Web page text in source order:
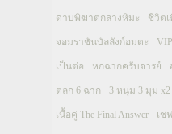
ดาบพิฆาตกลางหิมะ ชีวิต
จอมราชันบัลลังก์อมตะ
เป็นต่อ หกฉากครับจารย์
ตลก 6 ฉาก 3 หนุ่ม 3 มุม x2
เนื้อคู่ The Final Answer เช